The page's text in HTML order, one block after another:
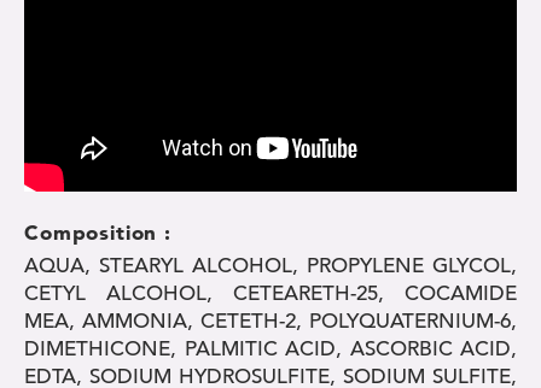
Composition :
AQUA, STEARYL ALCOHOL, PROPYLENE GLYCOL,
CETYL ALCOHOL, CETEARETH-25, COCAMIDE
MEA, AMMONIA, CETETH-2, POLYQUATERNIUM-6,
DIMETHICONE, PALMITIC ACID, ASCORBIC ACID,
EDTA, SODIUM HYDROSULFITE, SODIUM SULFITE,